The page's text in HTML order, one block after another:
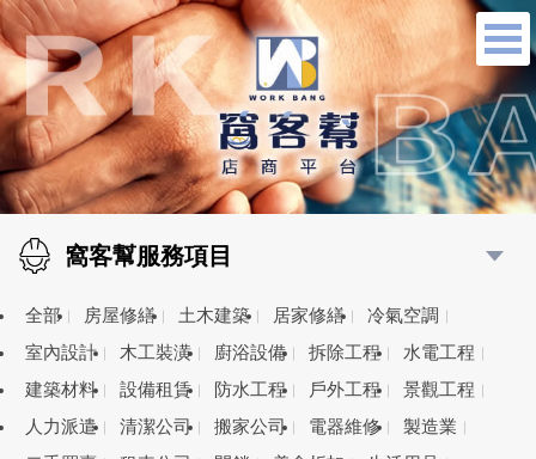
窩客幫服務項目
全部 房屋修繕 土木建築 居家修繕
冷氣空調
室內設計
木工裝潢 廚浴設備 拆除工程
水電工程
建築材料
設備租賃 防水工程 戶外工程
景觀工程
人力派遣
清潔公司 搬家公司 電器維修
製造業